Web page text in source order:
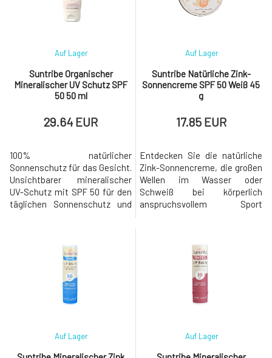
Omega-3-, 6-, 7- und 9-
Fettsäuren, die sie elastisch
und hinterlassen die Haut
erfrischt und beruhigt. Das
Suntribe Organischer
Mineralischer UV Schutz SPF
50 50 ml
Auf Lager
29.64 EUR
100% natürlicher
Sonnenschutz für das Gesicht.
Unsichtbarer mineralischer
UV-Schutz mit SPF 50 für den
täglichen Sonnenschutz und
Creme ist unsichtbar und fühlt
sich trocken an. Verschmilzt
mit helleren Hauttönen, ohne
einen weißen Film zu
hinterlassen. Leichte
Suntribe Natürliche Zink-
Sonnencreme SPF 50 Weiß 45
g
Auf Lager
17.85 EUR
Entdecken Sie die natürliche
Zink-Sonnencreme, die großen
Wellen im Wasser oder
Schweiß bei körperlich
anspruchsvollem Sport
brennt nicht bei Kontakt mit
den Augen. Dies ist die beste
Zink-Sonnencreme, die Sie auf
dem Markt finden können.
Sonnencreme f
Auf Lager Auf Lager